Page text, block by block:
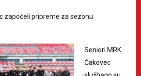
započeli pripreme za sezonu
Seniori MRK
Čakovec